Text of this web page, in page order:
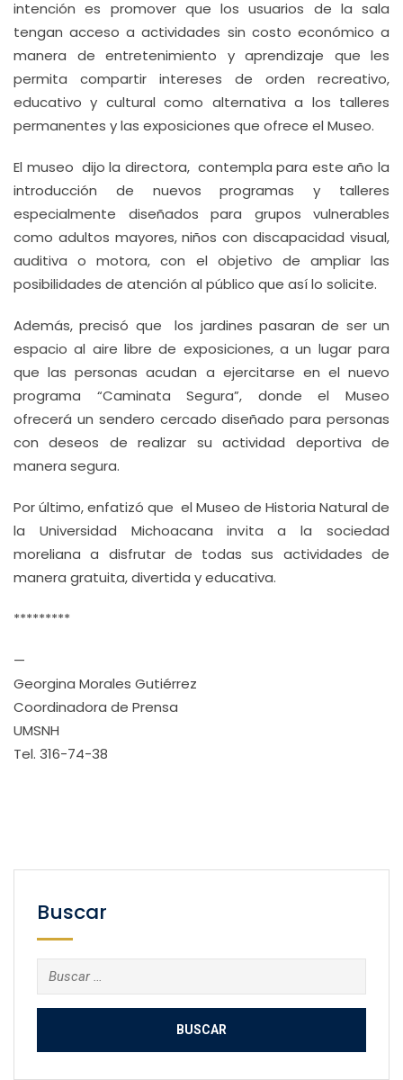
intención es promover que los usuarios de la sala
tengan acceso a actividades sin costo económico a
manera de entretenimiento y aprendizaje que les
permita compartir intereses de orden recreativo,
educativo y cultural como alternativa a los talleres
permanentes y las exposiciones que ofrece el Museo.
El museo dijo la directora, contempla para este año la
introducción de nuevos programas y talleres
especialmente diseñados para grupos vulnerables
como adultos mayores, niños con discapacidad visual,
auditiva o motora, con el objetivo de ampliar las
posibilidades de atención al público que así lo solicite.
Además, precisó que los jardines pasaran de ser un
espacio al aire libre de exposiciones, a un lugar para
que las personas acudan a ejercitarse en el nuevo
programa “Caminata Segura”, donde el Museo
ofrecerá un sendero cercado diseñado para personas
con deseos de realizar su actividad deportiva de
manera segura.
Por último, enfatizó que el Museo de Historia Natural de
la Universidad Michoacana invita a la sociedad
moreliana a disfrutar de todas sus actividades de
manera gratuita, divertida y educativa.
*********
—
Georgina Morales Gutiérrez
Coordinadora de Prensa
UMSNH
Tel. 316-74-38
Buscar
Buscar: